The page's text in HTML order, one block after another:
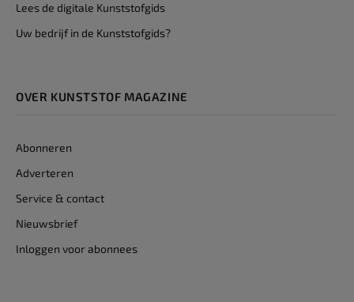
Lees de digitale Kunststofgids
Uw bedrijf in de Kunststofgids?
OVER KUNSTSTOF MAGAZINE
Abonneren
Adverteren
Service & contact
Nieuwsbrief
Inloggen voor abonnees